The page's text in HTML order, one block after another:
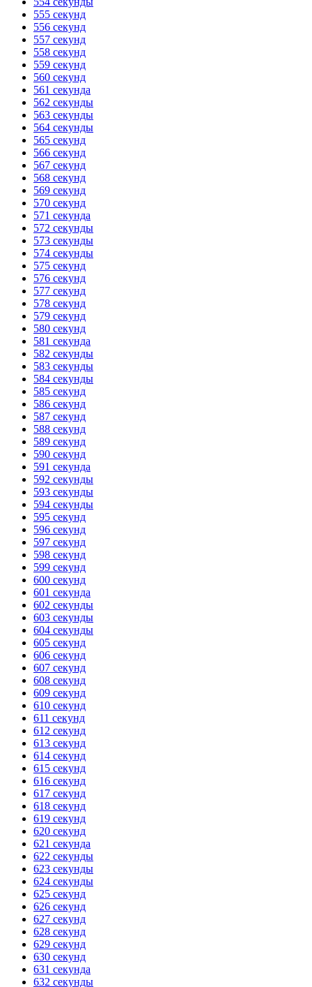
HANDY TIMERS
555 секунд
556 секунд
557 секунд
558 секунд
559 секунд
560 секунд
561 секунда
562 секунды
563 секунды
564 секунды
565 секунд
566 секунд
567 секунд
568 секунд
569 секунд
570 секунд
571 секунда
572 секунды
573 секунды
574 секунды
575 секунд
576 секунд
577 секунд
578 секунд
579 секунд
580 секунд
581 секунда
582 секунды
583 секунды
584 секунды
585 секунд
586 секунд
587 секунд
588 секунд
589 секунд
590 секунд
591 секунда
592 секунды
593 секунды
594 секунды
595 секунд
596 секунд
597 секунд
598 секунд
599 секунд
600 секунд
601 секунда
602 секунды
603 секунды
604 секунды
605 секунд
606 секунд
607 секунд
608 секунд
609 секунд
610 секунд
611 секунд
612 секунд
613 секунд
614 секунд
615 секунд
616 секунд
617 секунд
618 секунд
619 секунд
620 секунд
621 секунда
622 секунды
623 секунды
624 секунды
625 секунд
626 секунд
627 секунд
628 секунд
629 секунд
630 секунд
631 секунда
632 секунды